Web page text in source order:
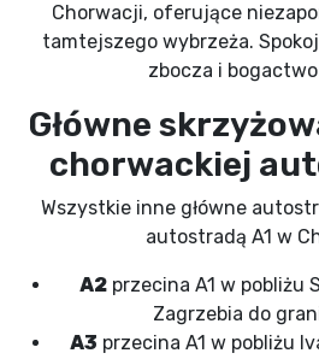
Chorwacji, oferujące
tamtejszego wybrzeża.
zbocza i
Główne
chorwackiej
Wszystkie inne główne
autostradą A1 w
A2przecina A1 w pobliżu
Zagrzebia do
A3 przecina A1 w pobliżu